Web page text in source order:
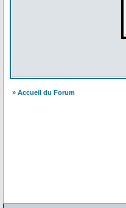
» Accueil du Forum